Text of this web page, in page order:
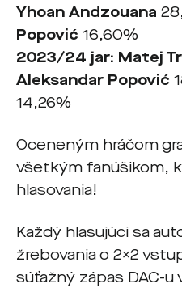
Yhoan Andzouana
Popović 16,60%
2023/24 jar: Matej
Aleksandar Popović
14,26%
Oceneným hráčom
všetkým fanúšikom,
hlasovania!
Každý hlasujúci sa
žrebovania o 2x2
súťažný zápas DAC-u